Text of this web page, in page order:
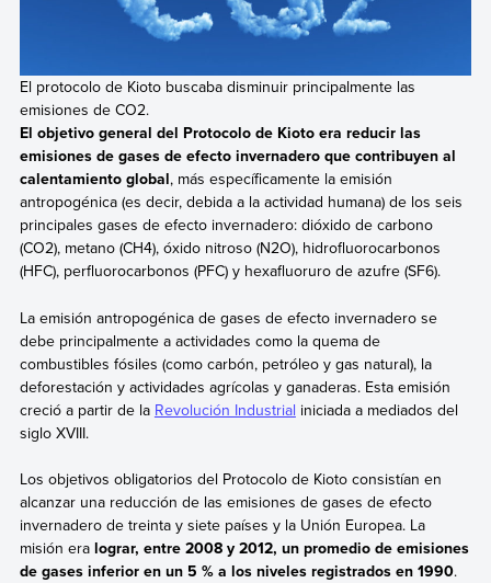
El protocolo de Kioto buscaba disminuir principalmente las
emisiones de CO2.
El objetivo general del Protocolo de Kioto era reducir las
emisiones de gases de efecto invernadero que contribuyen al
calentamiento global, más específicamente la emisión
antropogénica (es decir, debida a la actividad humana) de los seis
principales gases de efecto invernadero: dióxido de carbono
(CO2), metano (CH4), óxido nitroso (N2O), hidrofluorocarbonos
(HFC), perfluorocarbonos (PFC) y hexafluoruro de azufre (SF6).
La emisión antropogénica de gases de efecto invernadero se
debe principalmente a actividades como la quema de
combustibles fósiles (como carbón, petróleo y gas natural), la
deforestación y actividades agrícolas y ganaderas. Esta emisión
creció a partir de la Revolución Industrial iniciada a mediados del
siglo XVIII.
Los objetivos obligatorios del Protocolo de Kioto consistían en
alcanzar una reducción de las emisiones de gases de efecto
invernadero de treinta y siete países y la Unión Europea. La
misión era lograr, entre 2008 y 2012, un promedio de emisiones
de gases inferior en un 5 % a los niveles registrados en 1990.